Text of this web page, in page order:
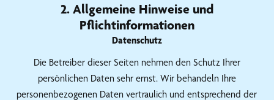
2. Allgemeine Hinweise und
Pflichtinformationen
Datenschutz
Die Betreiber dieser Seiten nehmen den Schutz Ihrer
persönlichen Daten sehr ernst. Wir behandeln Ihre
personenbezogenen Daten vertraulich und entsprechend der